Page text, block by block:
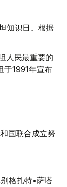
知识日。根据
人民最重要的
于1991年宣布
国联合成立努
格扎特•萨塔